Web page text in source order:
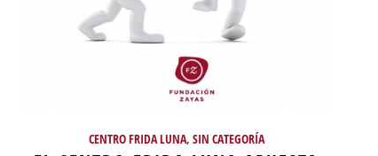
CENTRO FRIDA LUNA, SIN CATEGORÍA